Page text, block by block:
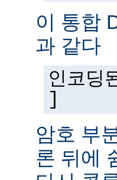
이 통합
과 같다
인코
]
암호 부
론 뒤에